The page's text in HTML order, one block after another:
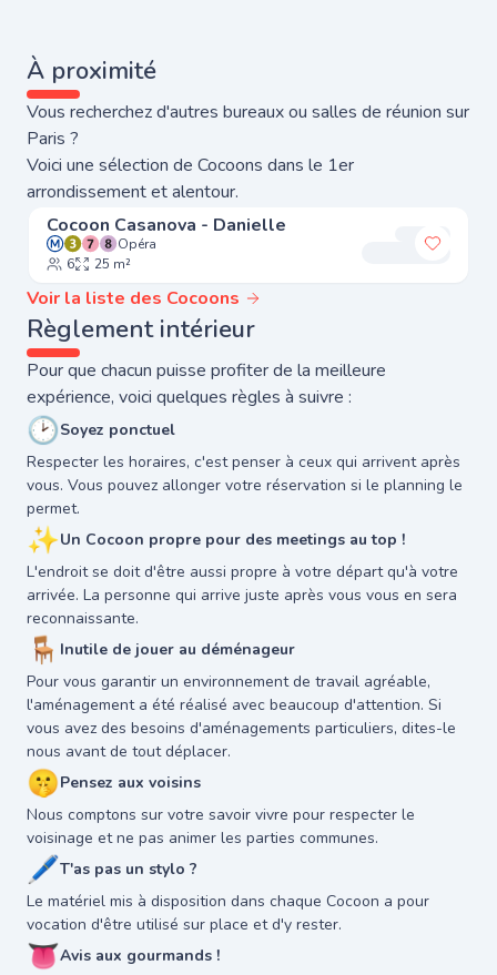
À proximité
Vous recherchez d'autres bureaux ou salles de réunion sur
Paris ?
Voici une sélection de Cocoons dans le 1er
arrondissement et alentour.
Cocoon Casanova - Danielle
Opéra
6
25 m²
Voir la liste des Cocoons
Règlement intérieur
Pour que chacun puisse profiter de la meilleure
expérience, voici quelques règles à suivre :
🕑Soyez ponctuel
Respecter les horaires, c'est penser à ceux qui arrivent après
vous. Vous pouvez allonger votre réservation si le planning le
permet.
✨Un Cocoon propre pour des meetings au top !
L'endroit se doit d'être aussi propre à votre départ qu'à votre
arrivée. La personne qui arrive juste après vous vous en sera
reconnaissante.
🪑 Inutile de jouer au déménageur
Pour vous garantir un environnement de travail agréable,
l'aménagement a été réalisé avec beaucoup d'attention. Si
vous avez des besoins d'aménagements particuliers, dites-le
nous avant de tout déplacer.
🤫Pensez aux voisins
Nous comptons sur votre savoir vivre pour respecter le
voisinage et ne pas animer les parties communes.
🖊T'as pas un stylo ?
Le matériel mis à disposition dans chaque Cocoon a pour
vocation d'être utilisé sur place et d'y rester.
👅Avis aux gourmands !